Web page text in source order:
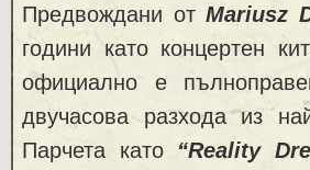
Предвождани отMariusz
години като концертен
официално е
двучасова разхода из
Парчета като “Reality